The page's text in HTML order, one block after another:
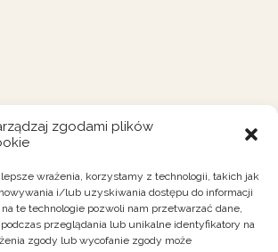
zgodami plików
wrażenia, korzystamy z technologii, takich jak
i/lub uzyskiwania dostępu do informacji
te technologie pozwoli nam przetwarzać dane,
przeglądania lub unikalne identyfikatory na
zgody lub wycofanie zgody może